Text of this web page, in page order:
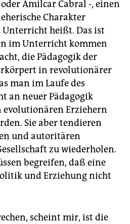
Amilcar Cabral -, einen
Charakter
heißt. Das ist
im Unterricht kommen
die Pädagogik der
in revolutionärer
man im Laufe des
an neuer Pädagogik
evolutionären Erziehern
Sie aber tendieren
und autoritären
zu wiederholen.
begreifen, daß eine
und Erziehung nicht
scheint mir, ist die